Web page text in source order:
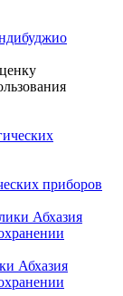
приборов
Абхазия